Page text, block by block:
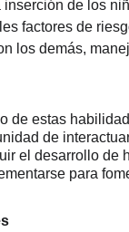
de los
factores de
los demás,
estas
de
el desarrollo de
para